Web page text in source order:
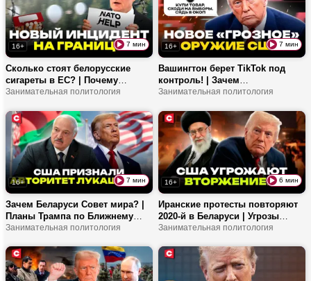
16+ 7 мин
Сколько стоят белорусские
сигареты в ЕС? | Почему
контрабанда годами идет через
закрыта?
Занимательная политология
16+ 7 мин
Вашингтон берет TikTok под
контроль! | Зачем
республиканцам цифровое
инфоатаке?
Занимательная политология
16+ 7 мин
Зачем Беларуси Совет мира? |
Планы Трампа по Ближнему
Востоку и первый съезд
Занимательная политология
16+ 6 мин
Иранские протесты повторяют
2020-й в Беларуси | Угрозы
Трампа и реакция СМИ | Зачем
Занимательная политология